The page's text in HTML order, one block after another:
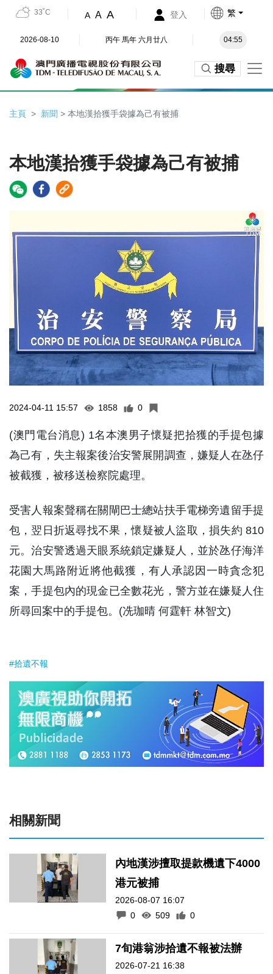
33˚C A A A 登入 繁
2026-08-10 丙午 馬年 六月廿八 04:55
搜尋
主頁 新聞 > 本地漢拾獲手袋據為己有被捕
本地漢拾獲手袋據為己有被捕
2024-04-11 15:57 1858 0
(澳門電台消息) 1名本澳男子懷疑把拾獲的手提包據
為己有，失主報案後治安警展開調查，嫌疑人在氹仔
被截獲，被移送檢察院處理。
受害人報案聲稱在關閘巴士總站扶手電梯旁遺留手提
包，翌日折返尋找不果，懷疑被人盜取，損失約 810
元。治安警透過天眼系統鎖定嫌疑人，並於氹仔海洋
花園大馬路附近將他截獲，有人承認因一時貪念犯
案，手提包內的現金已全數花光，警方並在嫌疑人住
所尋回案中的手提包。(冼珈晴 何霆軒 林智文)
#拾遺不報
相關新聞
內地漢涉擅取提款機遺下4000
港元被捕
2026-08-07 16:07
0
509 0
7旬港翁涉拾遺不報被法辦
2026-07-21 16:38